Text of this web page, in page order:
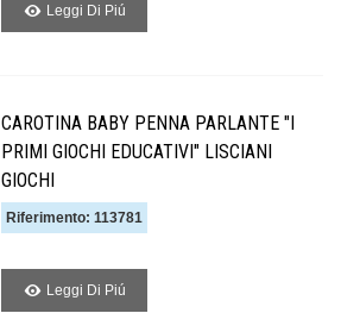
Leggi Di Piú
CAROTINA BABY PENNA PARLANTE "I
PRIMI GIOCHI EDUCATIVI" LISCIANI
GIOCHI
Riferimento: 113781
Leggi Di Piú